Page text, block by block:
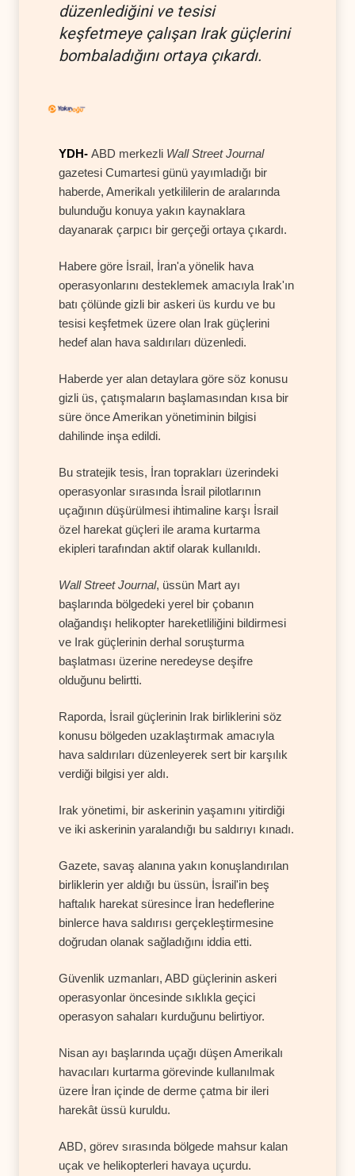
düzenlediğini ve tesisi
keşfetmeye çalışan Irak güçlerini
bombaladığını ortaya çıkardı.
YDH- ABD merkezli Wall Street Journal
gazetesi Cumartesi günü yayımladığı bir
haberde, Amerikalı yetkililerin de aralarında
bulunduğu konuya yakın kaynaklara
dayanarak çarpıcı bir gerçeği ortaya çıkardı.
Habere göre İsrail, İran'a yönelik hava
operasyonlarını desteklemek amacıyla Irak'ın
batı çölünde gizli bir askeri üs kurdu ve bu
tesisi keşfetmek üzere olan Irak güçlerini
hedef alan hava saldırıları düzenledi.
Haberde yer alan detaylara göre söz konusu
gizli üs, çatışmaların başlamasından kısa bir
süre önce Amerikan yönetiminin bilgisi
dahilinde inşa edildi.
Bu stratejik tesis, İran toprakları üzerindeki
operasyonlar sırasında İsrail pilotlarının
uçağının düşürülmesi ihtimaline karşı İsrail
özel harekat güçleri ile arama kurtarma
ekipleri tarafından aktif olarak kullanıldı.
Wall Street Journal, üssün Mart ayı
başlarında bölgedeki yerel bir çobanın
olağandışı helikopter hareketliliğini bildirmesi
ve Irak güçlerinin derhal soruşturma
başlatması üzerine neredeyse deşifre
olduğunu belirtti.
Raporda, İsrail güçlerinin Irak birliklerini söz
konusu bölgeden uzaklaştırmak amacıyla
hava saldırıları düzenleyerek sert bir karşılık
verdiği bilgisi yer aldı.
Irak yönetimi, bir askerinin yaşamını yitirdiği
ve iki askerinin yaralandığı bu saldırıyı kınadı.
Gazete, savaş alanına yakın konuşlandırılan
birliklerin yer aldığı bu üssün, İsrail'in beş
haftalık harekat süresince İran hedeflerine
binlerce hava saldırısı gerçekleştirmesine
doğrudan olanak sağladığını iddia etti.
Güvenlik uzmanları, ABD güçlerinin askeri
operasyonlar öncesinde sıklıkla geçici
operasyon sahaları kurduğunu belirtiyor.
Nisan ayı başlarında uçağı düşen Amerikalı
havacıları kurtarma görevinde kullanılmak
üzere İran içinde de derme çatma bir ileri
harekât üssü kuruldu.
ABD, görev sırasında bölgede mahsur kalan
uçak ve helikopterleri havaya uçurdu.